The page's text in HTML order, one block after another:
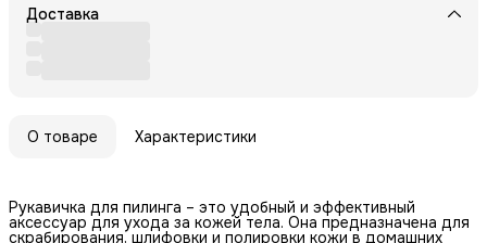
Доставка
О товаре Характеристики
Рукавичка для пилинга – это удобный и эффективный
аксессуар для ухода за кожей тела. Она предназначена для
скрабирования, шлифовки и полировки кожи в домашних